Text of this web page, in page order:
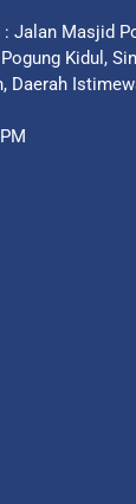
: Jalan Masjid
Kidul,
Daerah